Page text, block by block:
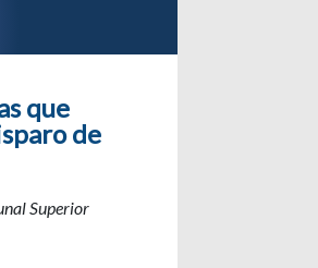
que
de
Superior